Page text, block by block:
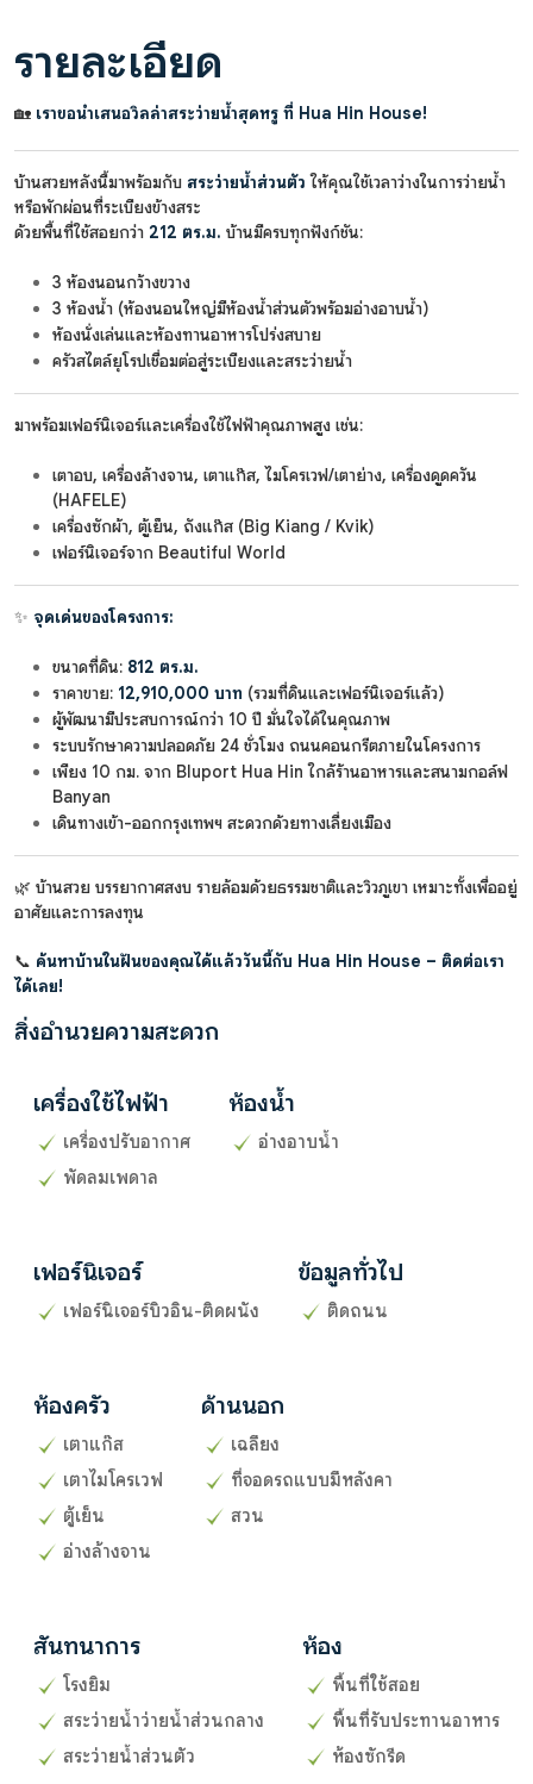
รายละเอียด
🏡 เราขอนำเสนอวิลล่าสระว่ายน้ำสุดหรู ที่ Hua Hin House!
บ้านสวยหลังนี้มาพร้อมกับ สระว่ายน้ำส่วนตัว ให้คุณใช้เวลาว่างในการว่ายน้ำ
หรือพักผ่อนที่ระเบียงข้างสระ
ด้วยพื้นที่ใช้สอยกว่า 212 ตร.ม. บ้านมีครบทุกฟังก์ชัน:
3 ห้องนอนกว้างขวาง
3 ห้องน้ำ (ห้องนอนใหญ่มีห้องน้ำส่วนตัวพร้อมอ่างอาบน้ำ)
ห้องนั่งเล่นและห้องทานอาหารโปร่งสบาย
ครัวสไตล์ยุโรปเชื่อมต่อสู่ระเบียงและสระว่ายน้ำ
มาพร้อมเฟอร์นิเจอร์และเครื่องใช้ไฟฟ้าคุณภาพสูง เช่น:
เตาอบ, เครื่องล้างจาน, เตาแก๊ส, ไมโครเวฟ/เตาย่าง, เครื่องดูดควัน
(HAFELE)
เครื่องซักผ้า, ตู้เย็น, ถังแก๊ส (Big Kiang / Kvik)
เฟอร์นิเจอร์จาก Beautiful World
✨ จุดเด่นของโครงการ:
ขนาดที่ดิน: 812 ตร.ม.
ราคาขาย: 12,910,000 บาท (รวมที่ดินและเฟอร์นิเจอร์แล้ว)
ผู้พัฒนามีประสบการณ์กว่า 10 ปี มั่นใจได้ในคุณภาพ
ระบบรักษาความปลอดภัย 24 ชั่วโมง ถนนคอนกรีตภายในโครงการ
เพียง 10 กม. จาก Bluport Hua Hin ใกล้ร้านอาหารและสนามกอล์ฟ
Banyan
เดินทางเข้า-ออกกรุงเทพฯ สะดวกด้วยทางเลี่ยงเมือง
🌿 บ้านสวย บรรยากาศสงบ รายล้อมด้วยธรรมชาติและวิวภูเขา เหมาะทั้งเพื่ออยู่
อาศัยและการลงทุน
📞 ค้นหาบ้านในฝันของคุณได้แล้ววันนี้กับ Hua Hin House – ติดต่อเรา
ได้เลย!
สิ่งอำนวยความสะดวก
เครื่องใช้ไฟฟ้า
เครื่องปรับอากาศ
พัดลมเพดาล
ห้องน้ำ
อ่างอาบน้ำ
เฟอร์นิเจอร์
เฟอร์นิเจอร์บิวอิน-ติดผนัง
ข้อมูลทั่วไป
ติดถนน
ห้องครัว
เตาแก๊ส
เตาไมโครเวฟ
ตู้เย็น
อ่างล้างจาน
ด้านนอก
เฉลียง
ที่จอดรถแบบมีหลังคา
สวน
สันทนาการ
โรงยิม
สระว่ายน้ำว่ายน้ำส่วนกลาง
สระว่ายน้ำส่วนตัว
ห้อง
พื้นที่ใช้สอย
พื้นที่รับประทานอาหาร
ห้องซักรีด